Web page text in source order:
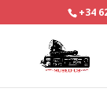
+34